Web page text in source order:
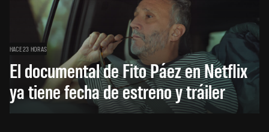
HACE 23 HORAS
El documental de Fito Páez en Netflix
ya tiene fecha de estreno y tráiler